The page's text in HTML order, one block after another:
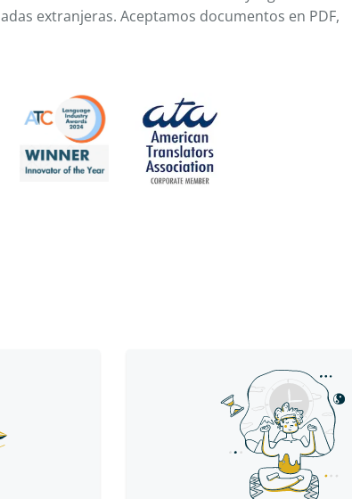
extranjeras. Aceptamos documentos en PDF,